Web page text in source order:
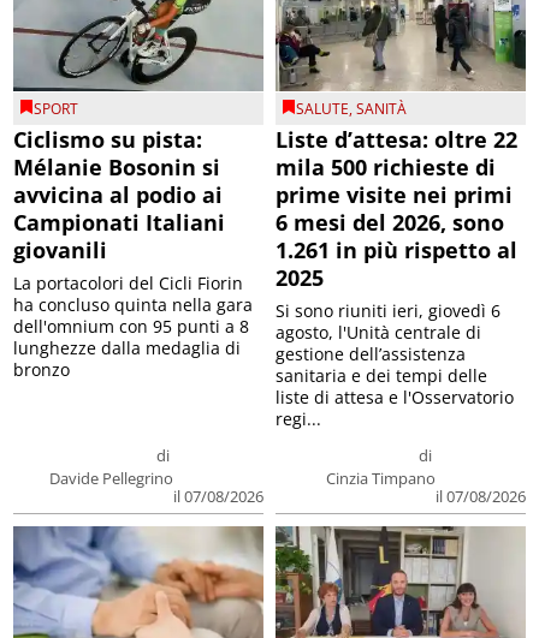
SPORT
Ciclismo su pista:
Mélanie Bosonin si
avvicina al podio ai
Campionati Italiani
giovanili
di
Davide Pellegrino
il 07/08/2026
La portacolori del Cicli Fiorin
ha concluso quinta nella gara
dell'omnium con 95 punti a 8
lunghezze dalla medaglia di
bronzo
SALUTE,SANITÀ
Liste d’attesa: oltre 22
mila 500 richieste di
prime visite nei primi
6 mesi del 2026, sono
1.261 in più rispetto al
2025
di
Cinzia Timpano
il 07/08/2026
Si sono riuniti ieri, giovedì 6
agosto, l'Unità centrale di
gestione dell’assistenza
sanitaria e dei tempi delle
liste di attesa e l'Osservatorio
regi...